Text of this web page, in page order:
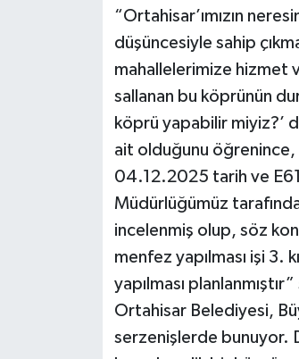
“Ortahisar’ımızın
düşüncesiyle sahip
mahallelerimize hizmet
sallanan bu köprünün
köprü yapabilir miyiz?’
ait olduğunu
04.12.2025 tarih ve
Müdürlüğümüz
incelenmiş olup, söz
menfez yapılması işi 3.
yapılması
Ortahisar Belediyesi,
serzenişlerde bunuyor.